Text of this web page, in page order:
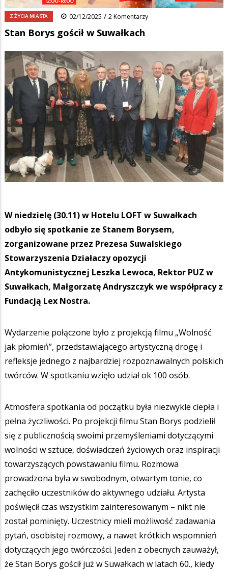
Z ŻYCIA MIASTA 02/12/2025 / 2 Komentarzy
Stan Borys gościł w Suwałkach
W niedzielę (30.11) w Hotelu LOFT w Suwałkach
odbyło się spotkanie ze Stanem Borysem,
zorganizowane przez Prezesa Suwalskiego
Stowarzyszenia Działaczy opozycji
Antykomunistycznej Leszka Lewoca, Rektor PUZ w
Suwałkach, Małgorzatę Andryszczyk we współpracy z
Fundacją Lex Nostra.
Wydarzenie połączone było z projekcją filmu „Wolność
jak płomień”, przedstawiającego artystyczną drogę i
refleksje jednego z najbardziej rozpoznawalnych polskich
twórców. W spotkaniu wzięło udział ok 100 osób.
Atmosfera spotkania od początku była niezwykle ciepła i
pełna życzliwości. Po projekcji filmu Stan Borys podzielił
się z publicznością swoimi przemyśleniami dotyczącymi
wolności w sztuce, doświadczeń życiowych oraz inspiracji
towarzyszących powstawaniu filmu. Rozmowa
prowadzona była w swobodnym, otwartym tonie, co
zachęciło uczestników do aktywnego udziału. Artysta
poświęcił czas wszystkim zainteresowanym – nikt nie
został pominięty. Uczestnicy mieli możliwość zadawania
pytań, osobistej rozmowy, a nawet krótkich wspomnień
dotyczących jego twórczości. Jeden z obecnych zauważył,
że Stan Borys gościł już w Suwałkach w latach 60., kiedy